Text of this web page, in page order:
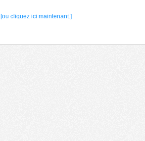
[ou cliquez ici maintenant.]